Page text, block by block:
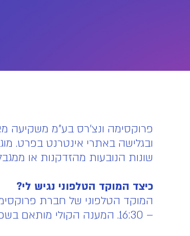
פרוקסימה ונצ'רס בע"מ משקיעה
ובגלישה באתרי אינטרנט בפרט.
שונות הנובעות מהזדקנות או
כיצד המוקד הטלפוני נגיש לי?
– 16:30. המענה הקולי מותאם בשפה פשוטה ובקצב דיבור איטי וברור.